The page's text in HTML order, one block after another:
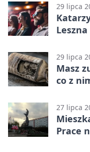
29 lipca
Leszna
29 lipca
Masz
co z
27 lipca
Prace